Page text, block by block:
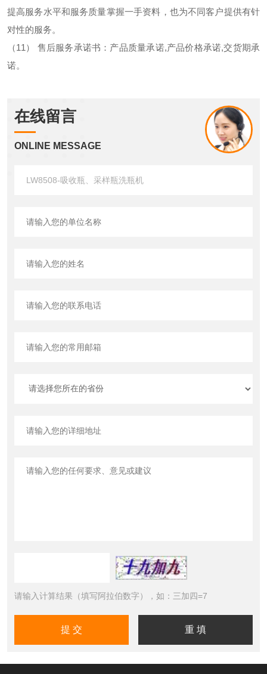
提高服务水平和服务质量掌握一手资料，也为不同客户提供有针
对性的服务。
（11）
售后服务承诺书：产品质量承诺,产品价格承诺,交货期承
诺。
在线留言
ONLINE MESSAGE
请输入计算结果（填写阿拉伯数字），如：三加四=7